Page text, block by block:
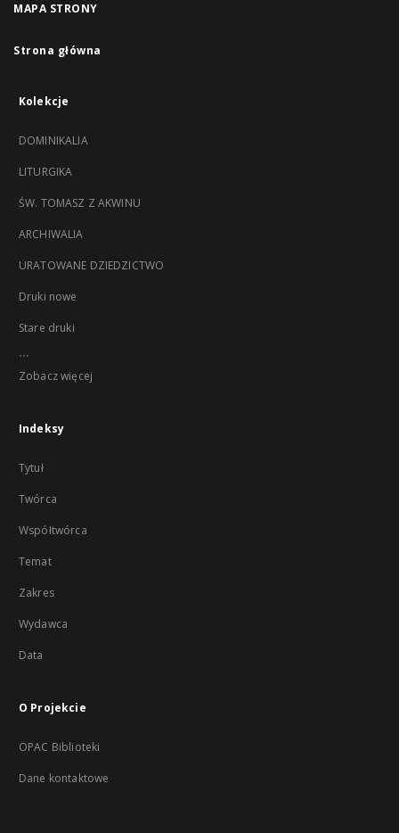
MAPA STRONY
Strona główna
Kolekcje
DOMINIKALIA
LITURGIKA
ŚW. TOMASZ Z AKWINU
ARCHIWALIA
URATOWANE DZIEDZICTWO
Druki nowe
Stare druki
...
Zobacz więcej
Indeksy
Tytuł
Twórca
Współtwórca
Temat
Zakres
Wydawca
Data
O Projekcie
OPAC Biblioteki
Dane kontaktowe